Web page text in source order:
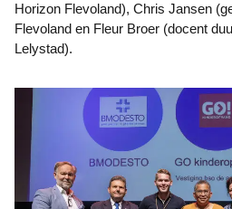
Horizon Flevoland), Chris Jansen
Flevoland en Fleur Broer (docent
Lelystad).